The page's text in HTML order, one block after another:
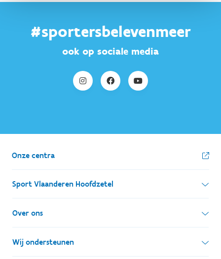
#sportersbelevenmeer
ook op sociale media
Onze centra
Sport Vlaanderen Hoofdzetel
Simon Bolivarlaan 17
1000 Brussel
Ondernemingsnummer: BE 0248.142.826
Over ons
Wie zijn we, wat doen we
Wij ondersteunen